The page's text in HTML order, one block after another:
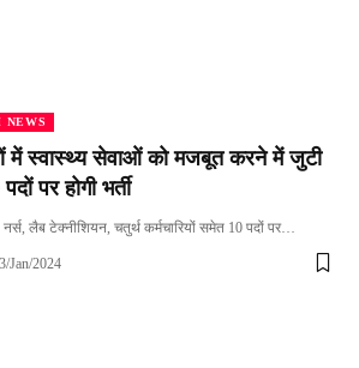
NEWS
में स्वास्थ्य सेवाओं को मजबूत करने में जुटी
पर होगी भर्ती
नर्स, लैब टेक्नीशियन, चतुर्थ कर्मचारियों समेत 10 पदों पर…
Jan/2024